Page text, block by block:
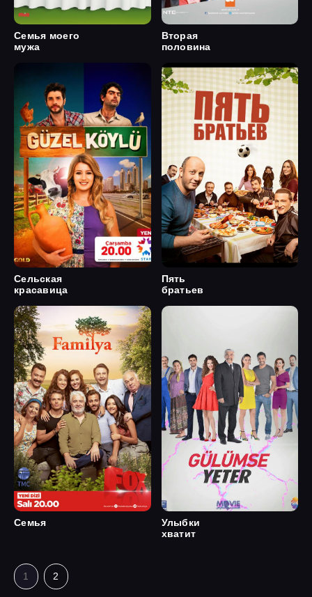
Семья моего
мужа
Вторая
половина
Сельская
красавица
Пять
братьев
Семья
Улыбки
хватит
1 2